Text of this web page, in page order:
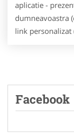
aplicatie -
dumneavoastra
link
Facebook